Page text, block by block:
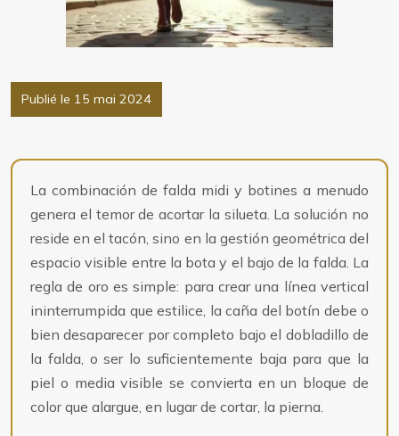
Publié le 15 mai 2024
La combinación de falda midi y botines a menudo
genera el temor de acortar la silueta. La solución no
reside en el tacón, sino en la gestión geométrica del
espacio visible entre la bota y el bajo de la falda. La
regla de oro es simple: para crear una línea vertical
ininterrumpida que estilice, la caña del botín debe o
bien desaparecer por completo bajo el dobladillo de
la falda, o ser lo suficientemente baja para que la
piel o media visible se convierta en un bloque de
color que alargue, en lugar de cortar, la pierna.